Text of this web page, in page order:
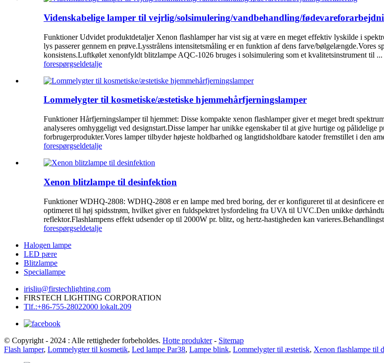
Videnskabelige lamper til vejrlig/solsimulering/vandbehandling/
Funktioner Udvidet produktdetaljer Xenon flashlamper har vist sig at være en meget effektiv lyskilde i
lys passerer gennem en prøve.Lysstrålens intensitetsmåling er en funktion af dens farve/
konsistens.Luftkølet xenonfyldt blitzlampe AQC-1026 bruges i solsimulering som et kvalitetsinstrument til ...
forespørgseldetalje
Lommelygter til kosmetiske/æstetiske hjemmehårfjerningslamper
Funktioner Hårfjerningslamper til hjemmet: Disse kompakte xenon flashlamper giver et meget bredt
analyseres omhyggeligt ved designstart.Disse lamper har unikke egenskaber til at give hurtige og pålidelige
forbrugerprodukter.Vores lamper tilbyder højeste holdbarhed og langtidsholdbare katoder fremstillet i den
forespørgseldetalje
Xenon blitzlampe til desinfektion
Funktioner WDHQ-2808: WDHQ-2808 er en lampe med bred boring, der er konfigureret til at desinficere
optimeret til høj spidsstrøm, hvilket giver en fuldspektret lysfordeling fra UVA til UVC.Den unikke
reflektor.Flashlampens effekt udsender op til 2000W pr. blitz, og hertz-hastigheden kan
forespørgseldetalje
Halogen lampe
LED pære
Blitzlampe
Speciallampe
irisliu@firstechlighting.com
FIRSTECH LIGHTING CORPORATION
Tlf.:+86-755-28022000 lokalt.209
© Copyright - 2024 : Alle rettigheder forbeholdes. Hotte produkter- Sitemap
Flash lamper, Lommelygter til kosmetik, Led lampe Par38, Lampe blink, Lommelygter til æstetisk, Xenon flashlampe til